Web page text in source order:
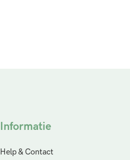
Informatie
Help & Contact